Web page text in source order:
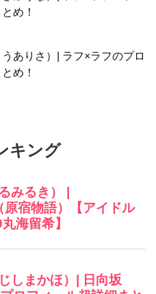
め！
ありさ）| ラフ×ラフのプロ
め！
キング